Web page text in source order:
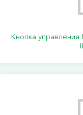
Кнопка